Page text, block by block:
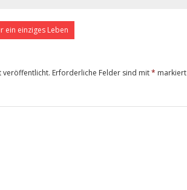
ein einziges Leben
veröffentlicht. Erforderliche Felder sind mit* markiert